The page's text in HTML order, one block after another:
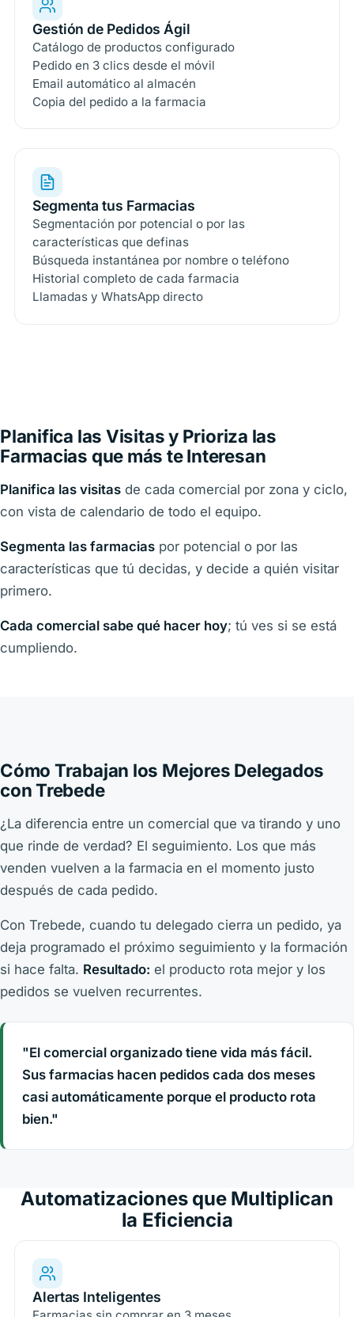
Gestión de Pedidos Ágil
Catálogo de productos configurado
Pedido en 3 clics desde el móvil
Email automático al almacén
Copia del pedido a la farmacia
Segmenta tus Farmacias
Segmentación por potencial o por las
características que definas
Búsqueda instantánea por nombre o teléfono
Historial completo de cada farmacia
Llamadas y WhatsApp directo
Planifica las Visitas y Prioriza las
Farmacias que más te Interesan
Planifica las visitas de cada comercial por zona y ciclo,
con vista de calendario de todo el equipo.
Segmenta las farmacias por potencial o por las
características que tú decidas, y decide a quién visitar
primero.
Cada comercial sabe qué hacer hoy; tú ves si se está
cumpliendo.
Cómo Trabajan los Mejores Delegados
con Trebede
¿La diferencia entre un comercial que va tirando y uno
que rinde de verdad? El seguimiento. Los que más
venden vuelven a la farmacia en el momento justo
después de cada pedido.
Con Trebede, cuando tu delegado cierra un pedido, ya
deja programado el próximo seguimiento y la formación
si hace falta. Resultado: el producto rota mejor y los
pedidos se vuelven recurrentes.
"El comercial organizado tiene vida más fácil.
Sus farmacias hacen pedidos cada dos meses
casi automáticamente porque el producto rota
bien."
Automatizaciones que Multiplican
la Eficiencia
Alertas Inteligentes